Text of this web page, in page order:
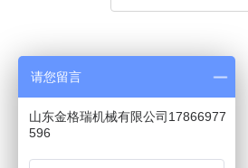
请您留言
山东金格瑞机械有限公司17866977
596